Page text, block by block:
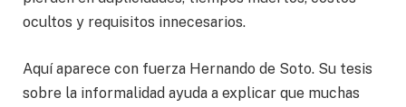
ocultos y requisitos innecesarios.
Aquí aparece con fuerza Hernando de Soto. Su tesis
sobre la informalidad ayuda a explicar que muchas